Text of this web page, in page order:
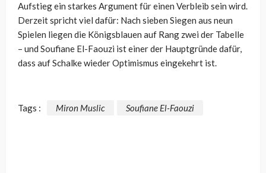
Aufstieg ein starkes Argument für einen Verbleib sein wird.
Derzeit spricht viel dafür: Nach sieben Siegen aus neun
Spielen liegen die Königsblauen auf Rang zwei der Tabelle
– und Soufiane El-Faouzi ist einer der Hauptgründe dafür,
dass auf Schalke wieder Optimismus eingekehrt ist.
Tags : Miron Muslic Soufiane El-Faouzi